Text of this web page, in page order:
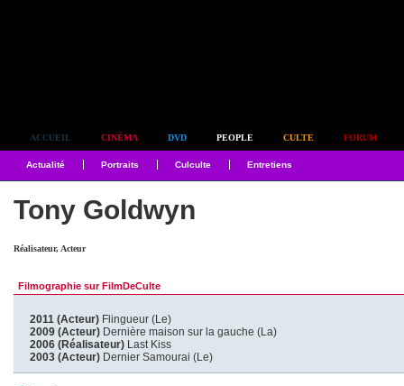
ACCUEIL CINÉMA DVD PEOPLE CULTE FORUM
Actualité Portraits Culculte Entretiens
Tony Goldwyn
Réalisateur, Acteur
Filmographie sur FilmDeCulte
2011 (Acteur) Flingueur (Le)
2009 (Acteur) Dernière maison sur la gauche (La)
2006 (Réalisateur) Last Kiss
2003 (Acteur) Dernier Samourai (Le)